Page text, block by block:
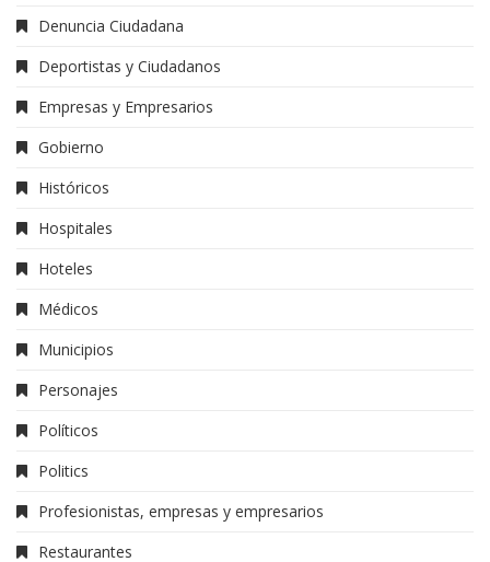
Denuncia Ciudadana
Deportistas y Ciudadanos
Empresas y Empresarios
Gobierno
Históricos
Hospitales
Hoteles
Médicos
Municipios
Personajes
Políticos
Politics
Profesionistas, empresas y empresarios
Restaurantes